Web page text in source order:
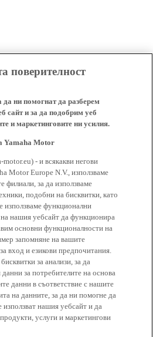
поверителност
да ни помогнат да разберем
сайт и за да подобрим уеб
и маркетинговите ни усилия.
Yamaha Motor
- и всякакви негови
Motor Europe N.V., използваме
филиали, за да използваме
подобни на бисквитки, като
използваме функционални
нашия уебсайт да функционира
основни функционалности на
запомняне на вашите
вход и езикови предпочитания.
за анализи, за да
за потребителите на основа
данни в съответствие с нашите
на данните, за да ни помогне да
използват нашия уебсайт и да
услуги и маркетингови